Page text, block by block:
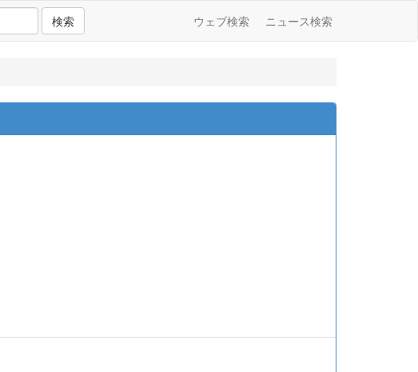
検索 ウェブ検索 ニュース検索